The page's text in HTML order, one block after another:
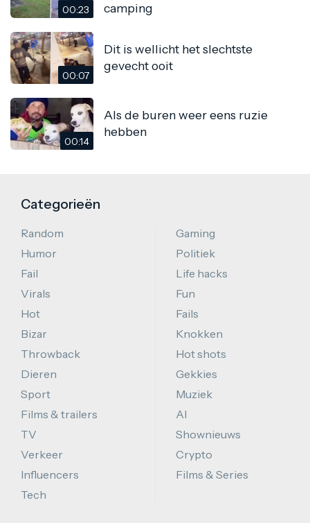
00:23
camping
00:07
Dit is wellicht het slechtste
gevecht ooit
00:14
Als de buren weer eens ruzie
hebben
Categorieën
Random
Humor
Fail
Virals
Hot
Bizar
Throwback
Dieren
Sport
Films & trailers
TV
Verkeer
Influencers
Tech
Gaming
Politiek
Life hacks
Fun
Fails
Knokken
Hot shots
Gekkies
Muziek
AI
Shownieuws
Crypto
Films & Series